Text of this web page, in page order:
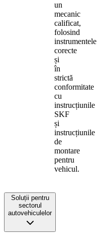
un
mecanic
calificat,
folosind
instrumentele
corecte
și
în
strictă
conformitate
cu
instrucțiunile
SKF
și
instrucțiunile
de
montare
pentru
vehicul.
Soluții pentru
sectorul
autovehiculelor